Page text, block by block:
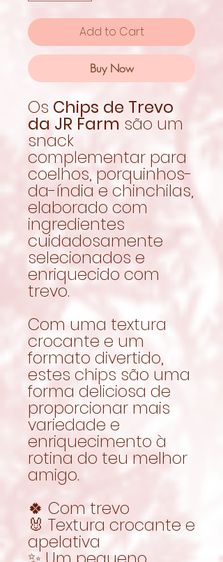
Add to Cart
Buy Now
Os Chips de Trevo
da JR Farm são um
snack
complementar para
coelhos, porquinhos-
da-índia e chinchilas,
elaborado com
ingredientes
cuidadosamente
selecionados e
enriquecido com
trevo.
Com uma textura
crocante e um
formato divertido,
estes chips são uma
forma deliciosa de
proporcionar mais
variedade e
enriquecimento à
rotina do teu melhor
amigo.
🍀 Com trevo
🐰 Textura crocante e
apelativa